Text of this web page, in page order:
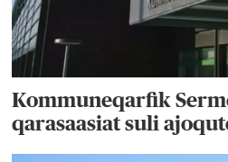
Kommuneqarfik
qarasaasiat suli